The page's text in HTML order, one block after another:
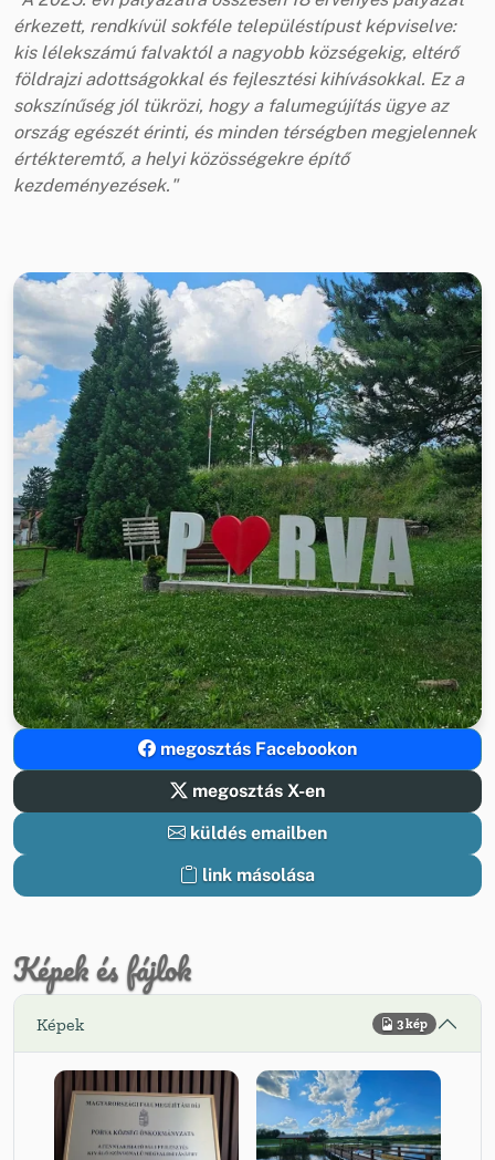
érkezett, rendkívül sokféle településtípust képviselve:
kis lélekszámú falvaktól a nagyobb községekig, eltérő
földrajzi adottságokkal és fejlesztési kihívásokkal. Ez a
sokszínűség jól tükrözi, hogy a falumegújítás ügye az
ország egészét érinti, és minden térségben megjelennek
értékteremtő, a helyi közösségekre építő
kezdeményezések."
megosztás Facebookon
megosztás X-en
küldés emailben
link másolása
Képek és fájlok
Képek 3 kép